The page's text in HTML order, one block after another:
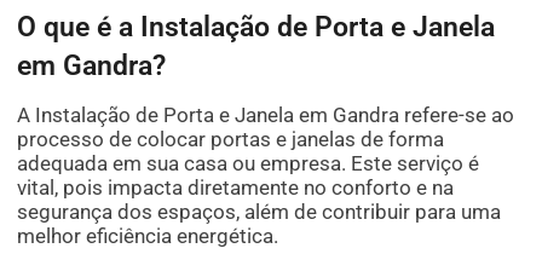
O que é a Instalação de Porta e Janela
em Gandra?
A Instalação de Porta e Janela em Gandra refere-se ao
processo de colocar portas e janelas de forma
adequada em sua casa ou empresa. Este serviço é
vital, pois impacta diretamente no conforto e na
segurança dos espaços, além de contribuir para uma
melhor eficiência energética.